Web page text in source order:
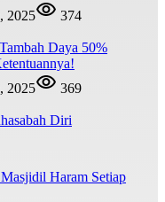
2025
374
Daya 50%
2025
369
Diri
Haram Setiap